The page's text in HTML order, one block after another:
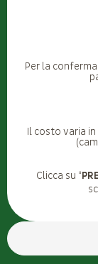
Per la
Il costo varia
Clicca su “